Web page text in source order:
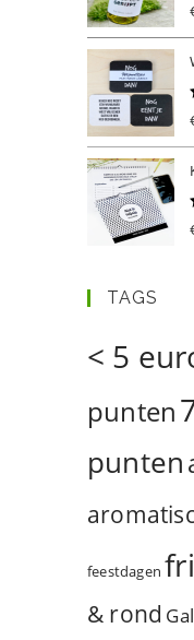
TAGS
< 5
punten
punten
feestdagen
& rond